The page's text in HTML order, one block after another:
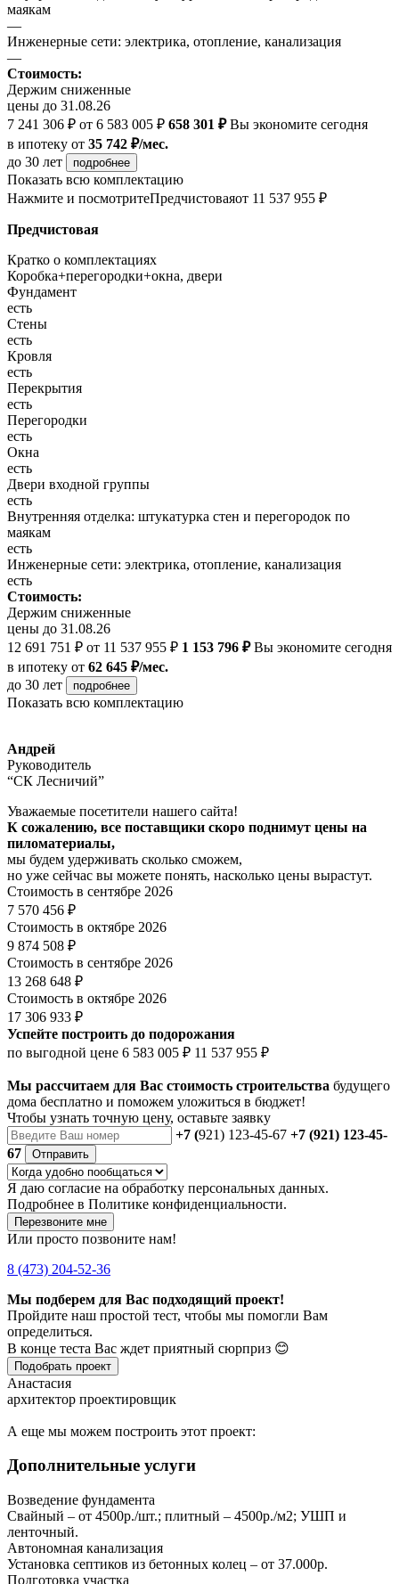
маякам
—
Инженерные сети: электрика, отопление, канализация
—
Стоимость:
Держим сниженные
цены до 31.08.26
7 241 306 ₽ от 6 583 005 ₽ 658 301 ₽Вы экономите сегодня
в ипотеку от 35 742 ₽/мес.
до 30 лет
подробнее
Показать всю комплектацию
Нажмите и посмотритеПредчистоваяот 11 537 955 ₽
Предчистовая
Кратко о комплектациях
Коробка+перегородки+окна, двери
Фундамент
есть
Стены
есть
Кровля
есть
Перекрытия
есть
Перегородки
есть
Окна
есть
Двери входной группы
есть
Внутренняя отделка: штукатурка стен и перегородок по
маякам
есть
Инженерные сети: электрика, отопление, канализация
есть
Стоимость:
Держим сниженные
цены до 31.08.26
12 691 751 ₽ от 11 537 955 ₽ 1 153 796 ₽Вы экономите сегодня
в ипотеку от 62 645 ₽/мес.
до 30 лет
подробнее
Показать всю комплектацию
Андрей
Руководитель
“СК Лесничий”
Уважаемые посетители нашего сайта!
К сожалению, все поставщики скоро поднимут цены на
пиломатериалы,
мы будем удерживать сколько сможем,
но уже сейчас вы можете понять, насколько цены вырастут.
Стоимость в сентябре 2026
7 570 456 ₽
Стоимость в октябре 2026
9 874 508 ₽
Стоимость в сентябре 2026
13 268 648 ₽
Стоимость в октябре 2026
17 306 933 ₽
Успейте построить до подорожания
по выгодной цене 6 583 005 ₽ 11 537 955 ₽
Мы рассчитаем для Вас стоимость строительства будущего
дома бесплатно и поможем уложиться в бюджет!
Чтобы узнать точную цену, оставьте заявку
+7 (921) 123-45-67 +7 (921) 123-45-
67
Отправить
Я даю согласие на обработку персональных данных.
Подробнее в Политике конфиденциальности.
Перезвоните мне
Или просто позвоните нам!
8 (473) 204-52-36
Мы подберем для Вас подходящий проект!
Пройдите наш простой тест, чтобы мы помогли Вам
определиться.
В конце теста Вас ждет приятный сюрприз 😊
Подобрать проект
Анастасия
архитектор проектировщик
А еще мы можем построить этот проект:
Дополнительные услуги
Возведение фундамента
Свайный – от 4500р./шт.; плитный – 4500р./м2; УШП и
ленточный.
Автономная канализация
Установка септиков из бетонных колец – от 37.000р.
Подготовка участка